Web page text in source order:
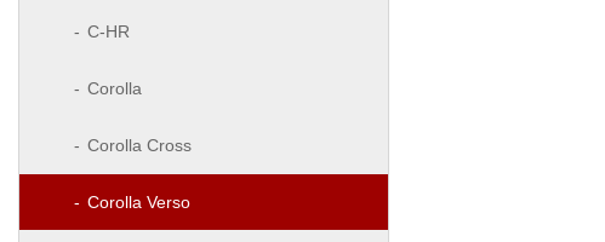
C-HR
Corolla
Corolla Cross
Corolla Verso